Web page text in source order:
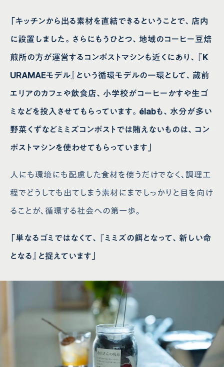
「キッチンから出る素材を直結できるということで、店内
に設置しました。さらにもうひとつ、地域のコーヒー豆焙
煎所の方が運営するコンポストマシンも近くにあり、『K
URAMAEモデル』という循環モデルの一環として、蔵前
エリアのカフェや飲食店、小学校がコーヒーかすや生ゴ
ミなどを投入させてもらっています。élabも、水分が多い
野菜くずなどミミズコンポストでは賄えないものは、コン
ポストマシンを使わせてもらっています」
人にも環境にも配慮した食材を使うだけでなく、調理工
程でどうしても出てしまう素材にまでしっかりと目を向け
ることが、循環する社会への第一歩。
「単なるゴミではなくて、『ミミズの餌となって、新しい命
となる』と捉えています」